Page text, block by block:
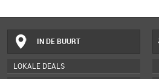
IN DE BUURT
LOKALE DEALS